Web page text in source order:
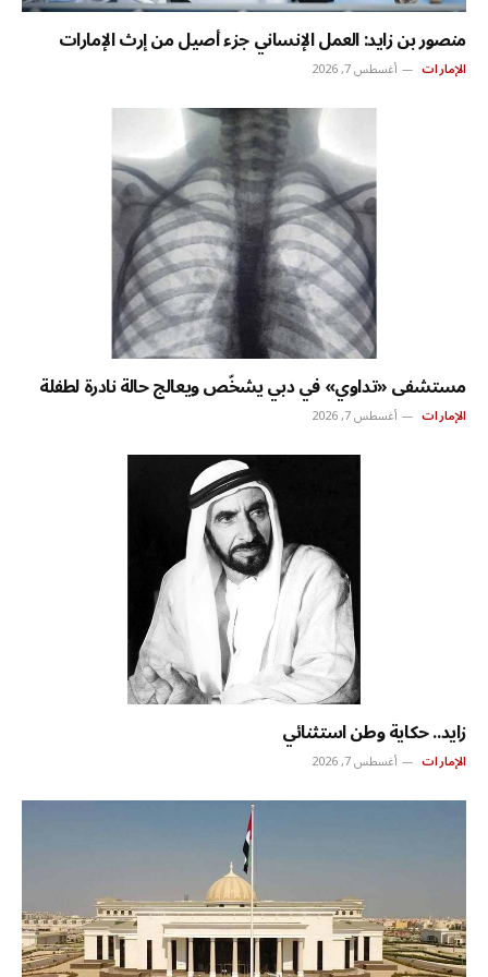
منصور بن زايد: العمل الإنساني جزء أصيل من إرث الإمارات
الإمارات أغسطس 7, 2026
مستشفى «تداوي» في دبي يشخّص ويعالج حالة نادرة لطفلة
الإمارات أغسطس 7, 2026
زايد.. حكاية وطن استثنائي
الإمارات أغسطس 7, 2026